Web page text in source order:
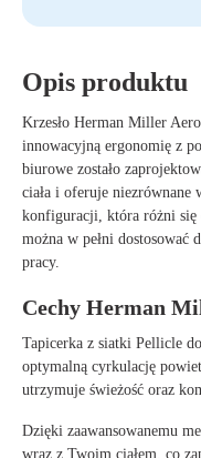
Opis produktu
Krzesło Herman Miller
innowacyjną ergonomię z
biurowe zostało
ciała i oferuje niezrównane
konfiguracji, która różni się
można w pełni
pracy.
Cechy Herman
Tapicerka z siatki Pellicle
optymalną cyrkulację
utrzymuje świeżość oraz
Dzięki zaawansowanemu
wraz z Twoim ciałem, co